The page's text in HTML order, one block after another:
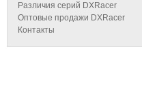
Различия серий DXRacer
Оптовые продажи DXRacer
Контакты